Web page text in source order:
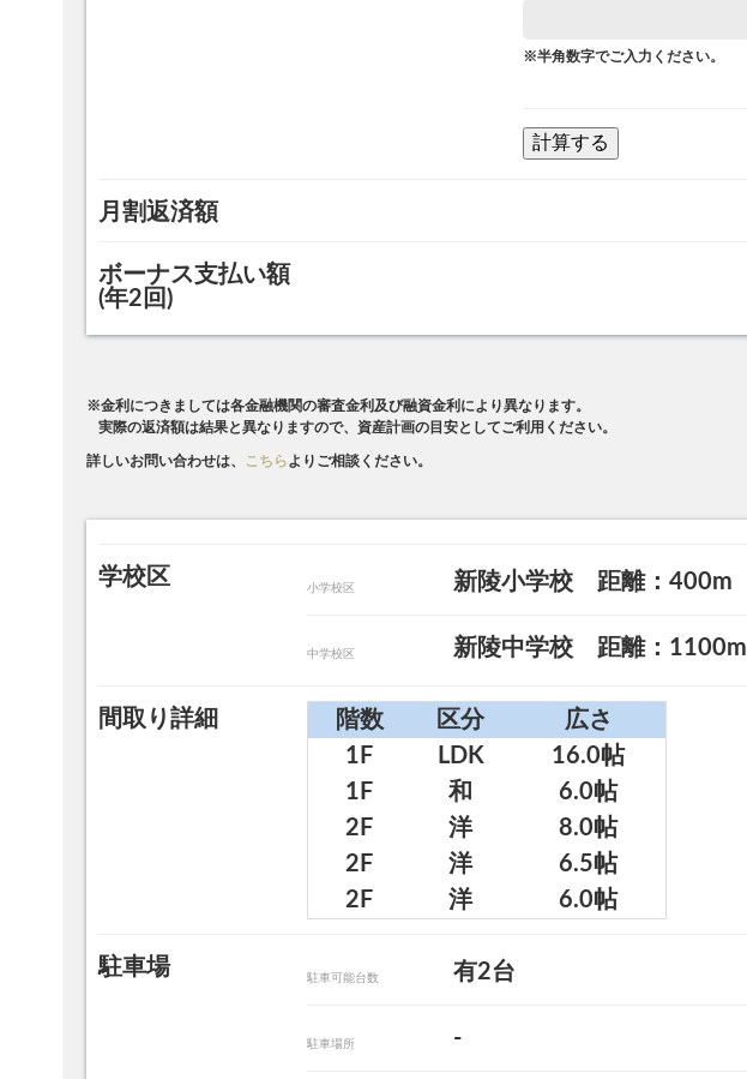
※半角数字でご入力ください。
月割返済額
ボーナス支払い額
(年2回)
※金利につきましては各金融機関の審査金利及び融資金利により異なります。
実際の返済額は結果と異なりますので、資産計画の目安としてご利用ください。
詳しいお問い合わせは、 こちら よりご相談ください。
学校区 小学校区 新陵小学校 距離：400m
中学校区 新陵中学校 距離：1100m
間取り詳細 階数 区分
広さ
1F
LDK
16.0帖
1F
和
6.0帖
2F
洋
8.0帖
2F
洋
6.5帖
2F
洋 6.0帖
駐車場 駐車可能台数 有2台
駐車場所 -